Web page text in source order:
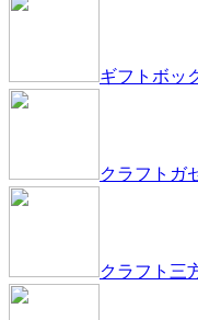
ギフトボッ
クラフトガ
クラフト三